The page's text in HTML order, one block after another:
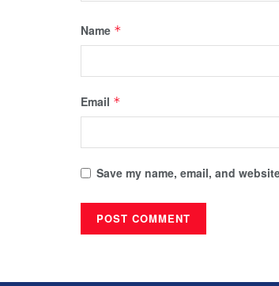
Name *
Email *
Save my name, email, and